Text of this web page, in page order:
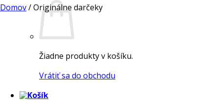
Žiadne produkty v košíku.
Vrátiť sa do obchodu
Domov/Originálne darčeky